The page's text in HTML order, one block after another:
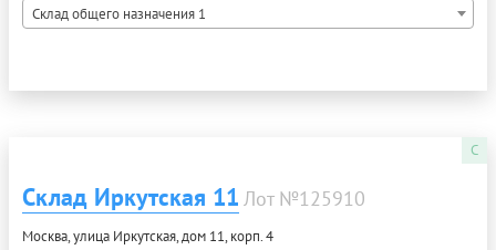
Склад общего назначения 1
C
Склад Иркутская 11 Лот №125910
Москва, улица Иркутская, дом 11, корп. 4